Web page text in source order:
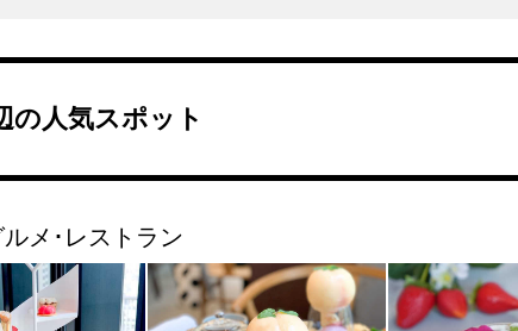
の人気スポット
メ･レストラン